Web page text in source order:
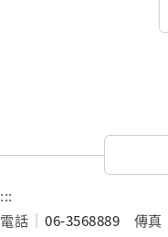
:::
電話
06-3568889 傳真